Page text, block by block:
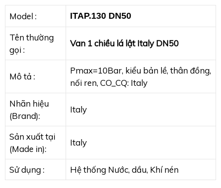
Model : ITAP.130 DN50
Tên thường
gọi :
Van 1 chiều lá lật Italy DN50
Mô tả :
Pmax=10Bar, kiểu bản lề, thân đồng,
nối ren, CO_CQ: Italy
Nhãn hiệu
(Brand):
Italy
Sản xuất tại
(Made in):
Italy
Sử dụng : Hệ thống Nước, dầu, Khí nén